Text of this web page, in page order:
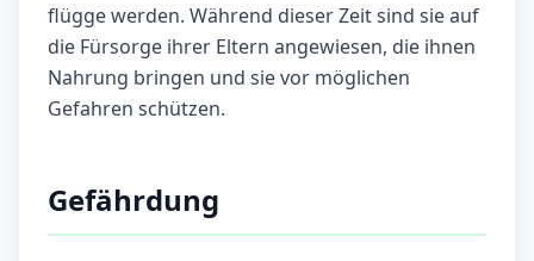
flügge werden. Während dieser Zeit sind sie auf
die Fürsorge ihrer Eltern angewiesen, die ihnen
Nahrung bringen und sie vor möglichen
Gefahren schützen.
Gefährdung